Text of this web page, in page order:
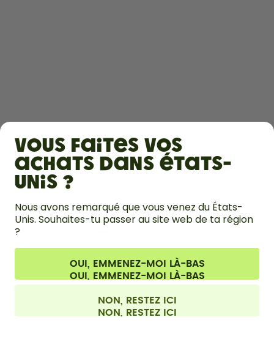
EN SAVOIR PLUS
AIDE
NOUS CONTACTER
Conditions générales de vente et informations aux clients
Politique de confidentialité Mentions légales
Se rétracter du contrat
Tous les prix sont TTC et hors frais de port.
Vous faites vos
achats dans États-
Unis ?
Nous avons remarqué que vous venez du États-
Unis. Souhaites-tu passer au site web de ta région
?
OUI, EMMENEZ-MOI LÀ-BAS
NON, RESTEZ ICI